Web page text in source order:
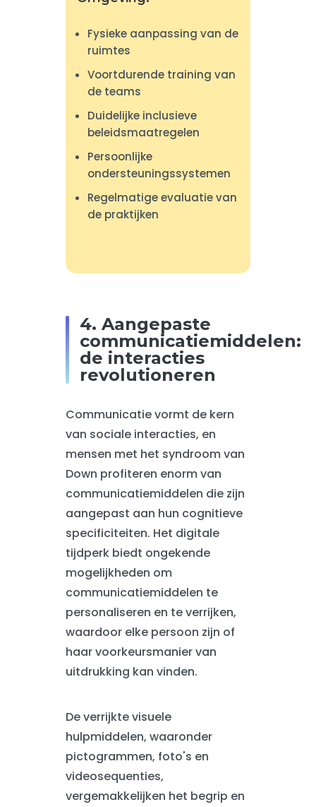
Fysieke aanpassing van de
ruimtes
Voortdurende training van
de teams
Duidelijke inclusieve
beleidsmaatregelen
Persoonlijke
ondersteuningssystemen
Regelmatige evaluatie van
de praktijken
4. Aangepaste
communicatiemiddelen:
de interacties
revolutioneren
Communicatie vormt de kern
van sociale interacties, en
mensen met het syndroom van
Down profiteren enorm van
communicatiemiddelen die zijn
aangepast aan hun cognitieve
specificiteiten. Het digitale
tijdperk biedt ongekende
mogelijkheden om
communicatiemiddelen te
personaliseren en te verrijken,
waardoor elke persoon zijn of
haar voorkeursmanier van
uitdrukking kan vinden.
De verrijkte visuele
hulpmiddelen, waaronder
pictogrammen, foto's en
videosequenties,
vergemakkelijken het begrip en